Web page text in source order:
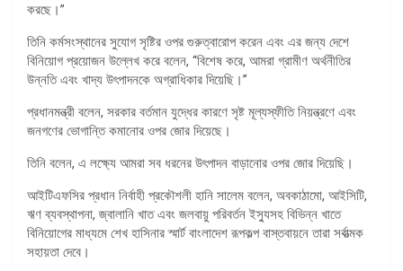
করছে।”
তিনি কর্মসংস্থানের সুযোগ সৃষ্টির ওপর গুরুত্বারোপ করেন এবং এর জন্য দেশে
বিনিয়োগ প্রয়োজন উল্লেখ করে বলেন, “বিশেষ করে, আমরা গ্রামীণ অর্থনীতির
উন্নতি এবং খাদ্য উৎপাদনকে অগ্রাধিকার দিয়েছি।”
প্রধানমন্ত্রী বলেন, সরকার বর্তমান যুদ্ধের কারণে সৃষ্ট মূল্যস্ফীতি নিয়ন্ত্রণে এবং
জনগণের ভোগান্তি কমানোর ওপর জোর দিয়েছে।
তিনি বলেন, এ লক্ষ্যে আমরা সব ধরনের উৎপাদন বাড়ানোর ওপর জোর দিয়েছি।
আইটিএফসির প্রধান নির্বাহী প্রকৌশলী হানি সালেম বলেন, অবকাঠামো, আইসিটি,
ঋণ ব্যবস্থাপনা, জ্বালানি খাত এবং জলবায়ু পরিবর্তন ইস্যুসহ বিভিন্ন খাতে
বিনিয়োগের মাধ্যমে শেখ হাসিনার স্মার্ট বাংলাদেশ রূপকল্প বাস্তবায়নে তারা সর্বাত্মক
সহায়তা দেবে।